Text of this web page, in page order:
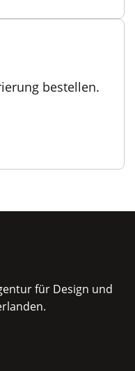
bestellen.
für Design und